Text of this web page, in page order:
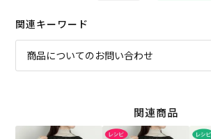
関連キーワード
商品についてのお問い合わせ
関連商品